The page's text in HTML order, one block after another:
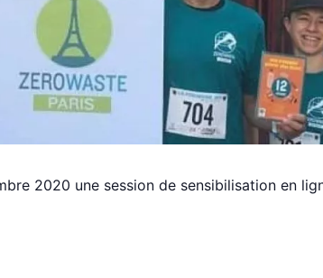
2020 une session de sensibilisation en